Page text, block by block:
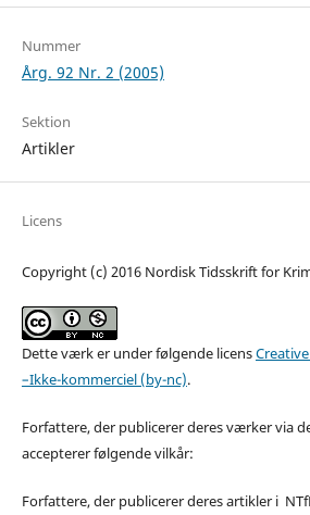
Nummer
Årg. 92 Nr. 2 (2005)
Sektion
Artikler
Licens
Copyright (c) 2016 Nordisk Tidsskrift for
Dette værk er under følgende licens
–Ikke-kommerciel (by-nc).
Forfattere, der publicerer deres værker via
accepterer følgende vilkår:
Forfattere, der publicerer deres artikler i